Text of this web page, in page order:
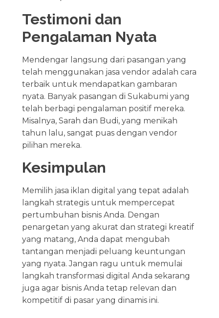
Testimoni dan
Pengalaman Nyata
Mendengar langsung dari pasangan yang
telah menggunakan jasa vendor adalah cara
terbaik untuk mendapatkan gambaran
nyata. Banyak pasangan di Sukabumi yang
telah berbagi pengalaman positif mereka.
Misalnya, Sarah dan Budi, yang menikah
tahun lalu, sangat puas dengan vendor
pilihan mereka.
Kesimpulan
Memilih jasa iklan digital yang tepat adalah
langkah strategis untuk mempercepat
pertumbuhan bisnis Anda. Dengan
penargetan yang akurat dan strategi kreatif
yang matang, Anda dapat mengubah
tantangan menjadi peluang keuntungan
yang nyata. Jangan ragu untuk memulai
langkah transformasi digital Anda sekarang
juga agar bisnis Anda tetap relevan dan
kompetitif di pasar yang dinamis ini.